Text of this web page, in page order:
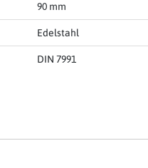
90 mm
Edelstahl
DIN 7991